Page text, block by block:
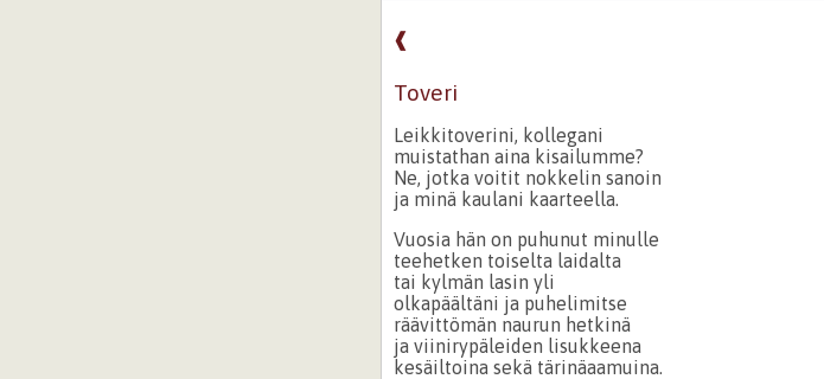
❰
Toveri
Leikkitoverini, kollegani
muistathan aina kisailumme?
Ne, jotka voitit nokkelin sanoin
ja minä kaulani kaarteella.
Vuosia hän on puhunut minulle
teehetken toiselta laidalta
tai kylmän lasin yli
olkapäältäni ja puhelimitse
räävittömän naurun hetkinä
ja viinirypäleiden lisukkeena
kesäiltoina sekä tärinäaamuina.